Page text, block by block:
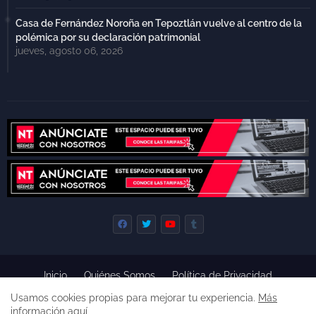
Casa de Fernández Noroña en Tepoztlán vuelve al centro de la
polémica por su declaración patrimonial
jueves, agosto 06, 2026
Inicio Quiénes Somos
Política de Privacidad
Derecho de Réplica
Términos y Condiciones de Uso
Usamos cookies propias para mejorar tu experiencia. Más
información aquí